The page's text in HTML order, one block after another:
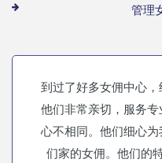
管理
到过了好多女佣中心，
他们非常亲切，服务
心不相同。他们细心
们家的女佣。他们的